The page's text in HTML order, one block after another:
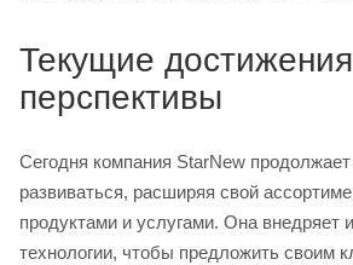
Текущие
перспективы
Сегодня компания StarNew продолжает
развиваться, расширяя свой
продуктами и услугами. Она внедряет
технологии, чтобы предложить своим